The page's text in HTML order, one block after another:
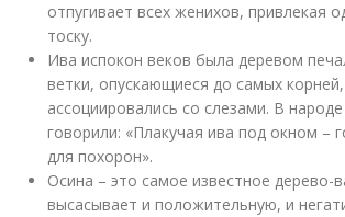
отпугивает всех женихов, привлекая
тоску.
Ива испокон веков была деревом
ветки, опускающиеся до самых корней,
ассоциировались со слезами. В
говорили: «Плакучая ива под окном –
для похорон».
Осина – это самое известное дерево-
высасывает и положительную, и